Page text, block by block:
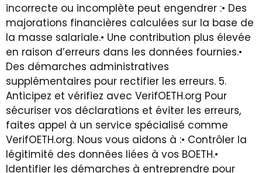
incorrecte ou incomplète peut engendrer :• Des
majorations financières calculées sur la base de
la masse salariale.• Une contribution plus élevée
en raison d’erreurs dans les données fournies.•
Des démarches administratives
supplémentaires pour rectifier les erreurs. 5.⁠
⁠Anticipez et vérifiez avec VerifOETH.org Pour
sécuriser vos déclarations et éviter les erreurs,
faites appel à un service spécialisé comme
VerifOETH.org. Nous vous aidons à :• Contrôler la
légitimité des données liées à vos BOETH.•
Identifier les démarches à entreprendre pour